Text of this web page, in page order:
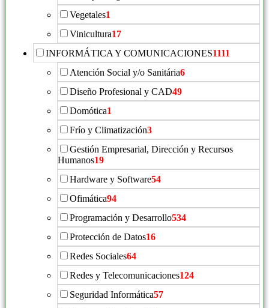
Vegetales1
Vinicultura17
INFORMÁTICA Y COMUNICACIONES1111
Atención Social y/o Sanitária6
Diseño Profesional y CAD49
Domótica1
Frío y Climatización3
Gestión Empresarial, Dirección y Recursos
Humanos19
Hardware y Software54
Ofimática94
Programación y Desarrollo534
Protección de Datos16
Redes Sociales64
Redes y Telecomunicaciones124
Seguridad Informática57